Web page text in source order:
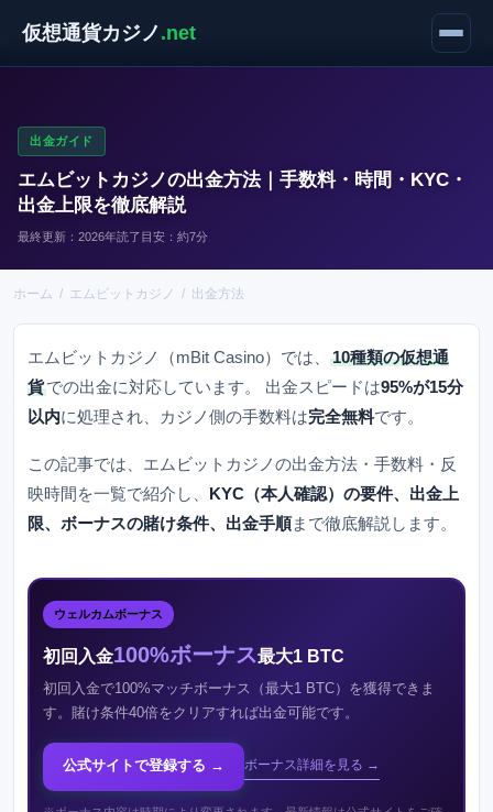
仮想通貨カジノ .net
出金ガイド
エムビットカジノの出金方法｜手数料・時間・KYC・
出金上限を徹底解説
最終更新：2026年読了目安：約7分
ホーム / エムビットカジノ / 出金方法
エムビットカジノ （mBit Casino）では、
10種類の仮想通
貨での出金に対応しています。 出金スピードは95%が15分
以内に処理され、カジノ側の手数料は完全無料です。
この記事では、 エムビットカジノの出金方法・手数料・反
映時間を一覧で紹介し、 KYC（本人確認）の要件、出金上
限、ボーナスの賭け条件、出金手順まで徹底解説します。
ウェルカムボーナス
初回入金100%ボーナス最大1 BTC
初回入金で100%マッチボーナス（最大1 BTC）を獲得できま
す。賭け条件40倍をクリアすれば出金可能です。
公式サイトで登録する → ボーナス詳細を見る →